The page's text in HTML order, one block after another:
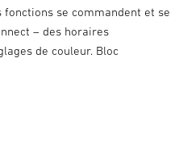
se commandent et se
– des horaires
de couleur. Bloc